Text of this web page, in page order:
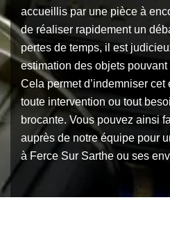
accueillis par une pièce à
de réaliser rapidement un
pertes de temps, il est
estimation des objets
Cela permet d’indemniser
toute intervention ou tout
brocante. Vous pouvez ainsi
auprès de notre équipe pour
à Ferce Sur Sarthe ou ses